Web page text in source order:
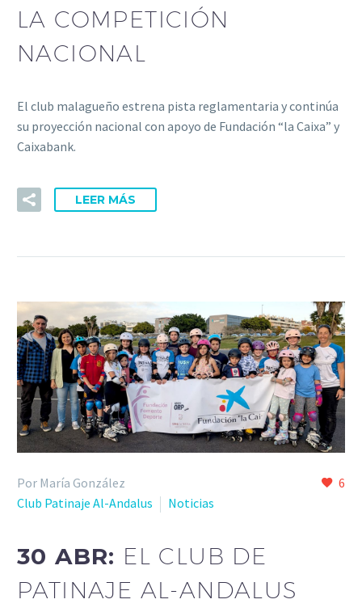
LA COMPETICIÓN
NACIONAL
El club malagueño estrena pista reglamentaria y continúa
su proyección nacional con apoyo de Fundación “la Caixa” y
Caixabank.
LEER MÁS
6
Por María González
Club Patinaje Al-Andalus
Noticias
30 ABR: EL CLUB DE
PATINAJE AL-ANDALUS